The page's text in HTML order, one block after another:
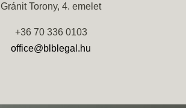
Gránit Torony, 4. emelet
+36 70 336 0103
office@blblegal.hu